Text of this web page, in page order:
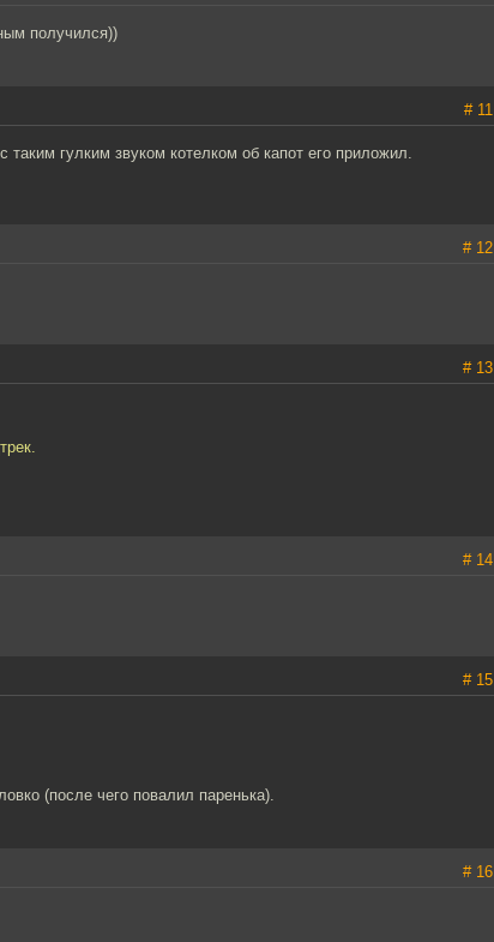
получился))
# 11
гулким звуком котелком об капот его приложил.
# 12
# 13
# 14
# 15
(после чего повалил паренька).
# 16